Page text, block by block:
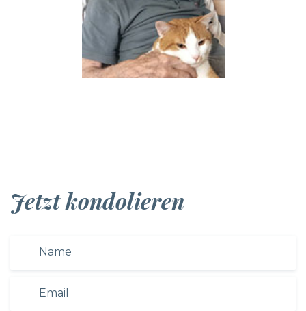
Jetzt kondolieren